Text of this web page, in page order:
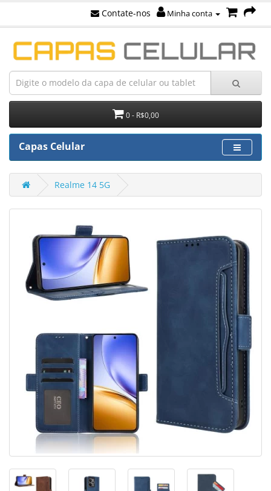
Contate-nos Minha conta
0 - R$0,00
Capas Celular
Realme 14 5G